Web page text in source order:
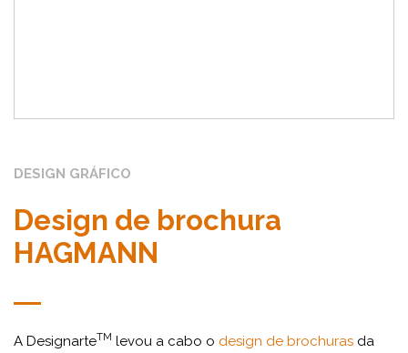
DESIGN GRÁFICO
Design de brochura
HAGMANN
A DesignarteTM levou a cabo o design de brochuras da